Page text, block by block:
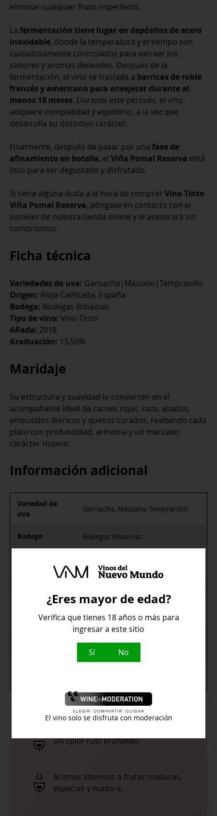
eliminar cualquier fruto imperfecto.
La fermentación tiene lugar en depósitos de acero
inoxidable, donde la temperatura y el tiempo son
cuidadosamente controlados para extraer los
sabores y aromas deseados. Después de la
fermentación, el vino se traslada a barricas de roble
francés y americano para envejecer durante al
menos 18 meses. Durante este período, el vino
adquiere complejidad y equilibrio, a la vez que
desarrolla su distintivo carácter.
Finalmente, después de pasar por una fase de
afinamiento en botella, el Viña Pomal Reserva está
listo para ser degustado y disfrutado.
Si tiene alguna duda a la hora de comprar Vino Tinto
Viña Pomal Reserva, póngase en contacto con el
sumiller de nuestra tienda online y le asesorará sin
compromiso.
Ficha técnica
Variedades de uva: Garnacha|Mazuelo|Tempranillo
Origen: Rioja Calificada, España
Bodega: Bodegas Bilbaínas
Tipo de vino: Vino Tinto
Añada: 2018
Graduación: 13.50%
Maridaje
Su estructura y suavidad lo convierten en el
acompañante ideal de carnes rojas, caza, asados,
embutidos ibéricos y quesos curados, realzando cada
plato con profundidad, armonía y un marcado
carácter riojano.
Información adicional
Variedad de
uva
Garnacha, Mazuelo, Tempranillo
Bodega Bodegas Bilbaínas
Tipo de vino Tinto
Denominación
de Origen
Rioja Calificada
Asados, Carnes rojas, Caza,
Un color rubí profundo.
Aromas intensos a frutas maduras,
especias y madera.
¿Eres mayor de edad?
Verifica que tienes 18 años o más para
ingresar a este sitio
Sí No
El vino solo se disfruta con moderación